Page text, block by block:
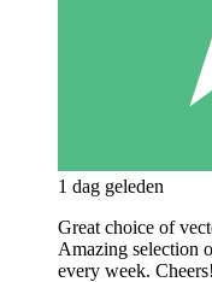
1 dag geleden
Great choice of
Amazing selection
every week. Cheers!